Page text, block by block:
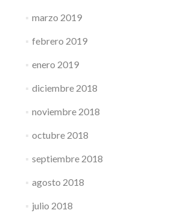
marzo 2019
febrero 2019
enero 2019
diciembre 2018
noviembre 2018
octubre 2018
septiembre 2018
agosto 2018
julio 2018